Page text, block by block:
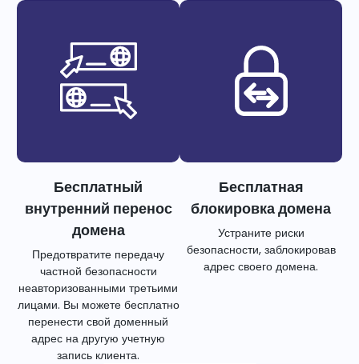
Бесплатный
внутренний перенос
домена
Предотвратите передачу
частной безопасности
неавторизованными третьими
лицами. Вы можете бесплатно
перенести свой доменный
адрес на другую учетную
запись клиента.
Бесплатная
блокировка домена
Устраните риски
безопасности, заблокировав
адрес своего домена.